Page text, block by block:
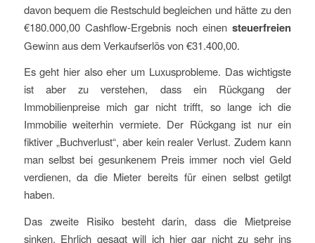
davon bequem die Restschuld begleichen und hätte zu den
€180.000,00 Cashflow-Ergebnis noch einensteuerfreien
Gewinn aus dem Verkaufserlös von €31.400,00.
Es geht hier also eher um Luxusprobleme. Das wichtigste
ist aber zu verstehen, dass ein Rückgang der
Immobilienpreise mich gar nicht trifft, so lange ich die
Immobilie weiterhin vermiete. Der Rückgang ist nur ein
fiktiver „Buchverlust“, aber kein realer Verlust. Zudem kann
man selbst bei gesunkenem Preis immer noch viel Geld
verdienen, da die Mieter bereits für einen selbst getilgt
haben.
Das zweite Risiko besteht darin, dass die Mietpreise
sinken. Ehrlich gesagt will ich hier gar nicht zu sehr ins